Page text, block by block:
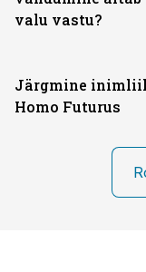
valu vastu?
Järgmine
Homo Futurus